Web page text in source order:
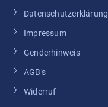
Datenschutzerklärung
Impressum
Genderhinweis
AGB's
Widerruf